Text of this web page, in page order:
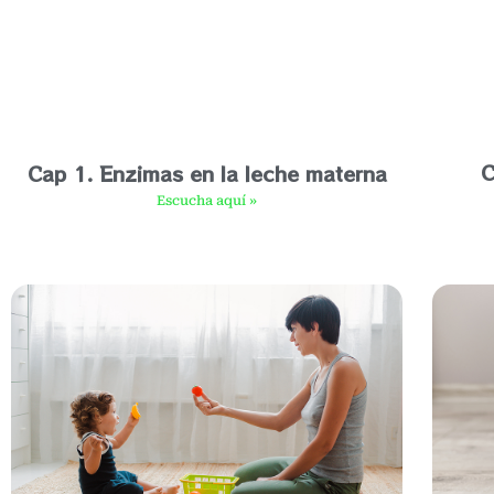
Cap 1. Enzimas en la leche materna
Escucha aquí »